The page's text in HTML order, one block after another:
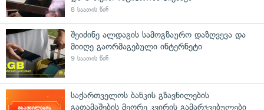
8 საათის წინ
შეიძინე ალდაგის სამოგზაურო დაზღვევა და
მიიღე გაორმაგებული ინტერნეტი
9 საათის წინ
საქართველოს ბანკის გზავნილების
გათამაშების მეორე კვირის გამარჯვებულები